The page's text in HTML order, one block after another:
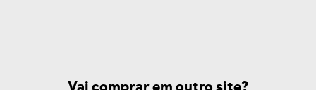
Vai comprar em outro site?